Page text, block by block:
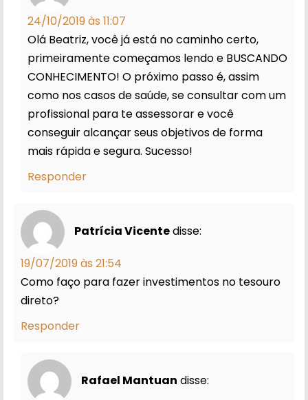
24/10/2019 às 11:07
Olá Beatriz, você já está no caminho certo,
primeiramente começamos lendo e BUSCANDO
CONHECIMENTO! O próximo passo é, assim
como nos casos de saúde, se consultar com um
profissional para te assessorar e você
conseguir alcançar seus objetivos de forma
mais rápida e segura. Sucesso!
Responder
Patrícia Vicentedisse:
19/07/2019 às 21:54
Como faço para fazer investimentos no tesouro
direto?
Responder
Rafael Mantuan disse: